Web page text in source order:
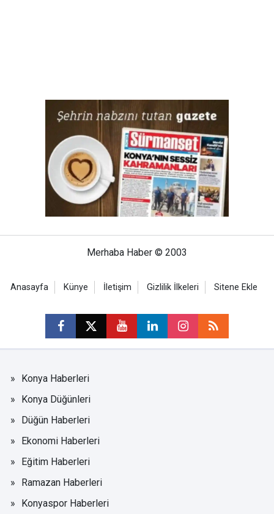
Merhaba Haber © 2003
Anasayfa Künye İletişim Gizlilik İlkeleri Sitene Ekle
Konya Haberleri
Konya Düğünleri
Düğün Haberleri
Ekonomi Haberleri
Eğitim Haberleri
Ramazan Haberleri
Konyaspor Haberleri